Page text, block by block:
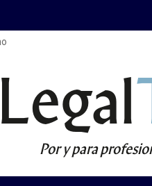
Legal
Por y para